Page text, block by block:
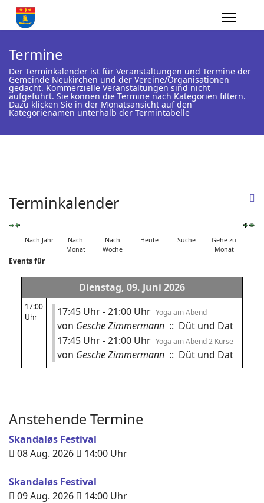
Termine
Der Terminkalender ist für Veranstaltungen und Termine der
Gemeinde Neukirchen und der Vereine/Organisationen
gedacht. Kommerzielle Veranstaltungen sind nicht
aufgeführt. Sie können die Termine nach Kategorien filtern.
Dazu klicken Sie in der Monatsansicht auf den
Kategorienamen unterhalb der Termintabelle
Terminkalender
Nach Jahr
Nach
Monat
Nach
Woche
Heute Suche
Gehe zu
Monat
Events für
Dienstag, 09. Juni 2026
17:00
Uhr
17:45 Uhr - 21:00 Uhr Yoga am Abend
von Gesche Zimmermann :: Düt und Dat
17:45 Uhr - 21:00 Uhr Yoga am Abend 2 Kurse
von Gesche Zimmermann :: Düt und Dat
Anstehende Termine
Skandaløs Festival
08 Aug. 2026
14:00 Uhr
Skandaløs Festival
09 Aug. 2026
14:00 Uhr